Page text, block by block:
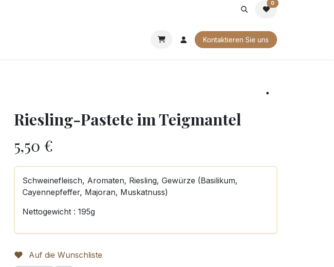
0
FIRMENGESCHENKE UNSERE BROSCHÜREN
Kontaktieren Sie uns
Riesling-Pastete im Teigmantel
5,50 €
Schweinefleisch, Aromaten, Riesling, Gewürze (Basilikum,
Cayennepfeffer, Majoran, Muskatnuss)
Nettogewicht : 195g
Auf die Wunschliste